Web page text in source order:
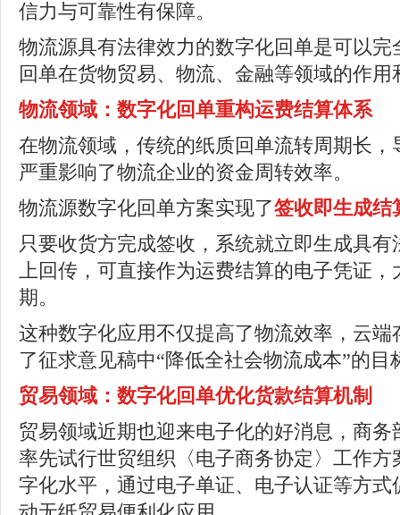
信力与可靠性有保障。
物流源具有法律效力的数字化回单是可以
回单在货物贸易、物流、金融等领域的作用
物流领域 ： 数字化回单重构运费结算体系
在物流领域，传统的纸质回单流转周期长
严重影响了物流企业的资金周转效率。
物流源数字化回单方案实现了签收即生成结
只要收货方完成签收，系统就立即生成具
上回传，可直接作为运费结算的电子凭证
期。
这种数字化应用不仅提高了物流效率，云
了征求意见稿中“降低全社会物流成本”的目
贸易领域 ： 数字化回单优化货款结算机制
贸易领域近期也迎来电子化的好消息，商
率先试行世贸组织〈电子商务协定〉工作
字化水平，通过电子单证、电子认证等方